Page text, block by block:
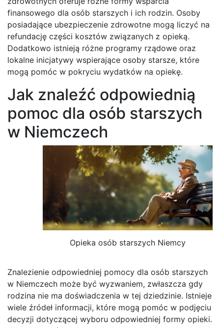
finansowego dla osób starszych i ich rodzin. Osoby
posiadające ubezpieczenie zdrowotne mogą liczyć na
refundację części kosztów związanych z opieką.
Dodatkowo istnieją różne programy rządowe oraz
lokalne inicjatywy wspierające osoby starsze, które
mogą pomóc w pokryciu wydatków na opiekę.
Jak znaleźć odpowiednią
pomoc dla osób starszych
w Niemczech
Opieka osób starszych Niemcy
Znalezienie odpowiedniej pomocy dla osób starszych
w Niemczech może być wyzwaniem, zwłaszcza gdy
rodzina nie ma doświadczenia w tej dziedzinie. Istnieje
wiele źródeł informacji, które mogą pomóc w podjęciu
decyzji dotyczącej wyboru odpowiedniej formy opieki.